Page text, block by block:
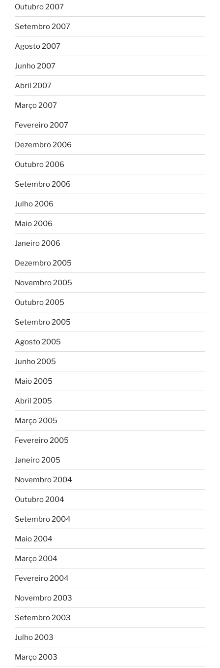
Outubro 2007
Setembro 2007
Agosto 2007
Junho 2007
Abril 2007
Março 2007
Fevereiro 2007
Dezembro 2006
Outubro 2006
Setembro 2006
Julho 2006
Maio 2006
Janeiro 2006
Dezembro 2005
Novembro 2005
Outubro 2005
Setembro 2005
Agosto 2005
Junho 2005
Maio 2005
Abril 2005
Março 2005
Fevereiro 2005
Janeiro 2005
Novembro 2004
Outubro 2004
Setembro 2004
Maio 2004
Março 2004
Fevereiro 2004
Novembro 2003
Setembro 2003
Julho 2003
Março 2003